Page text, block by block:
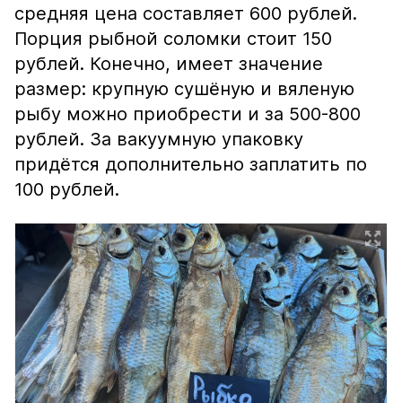
средняя цена составляет 600 рублей.
Порция рыбной соломки стоит 150
рублей. Конечно, имеет значение
размер: крупную сушёную и вяленую
рыбу можно приобрести и за 500-800
рублей. За вакуумную упаковку
придётся дополнительно заплатить по
100 рублей.